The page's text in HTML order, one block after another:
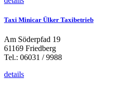
Taxi Minicar Ülker Taxibetrieb
Am Söderpfad 19
61169 Friedberg
Tel.: 06031 / 9988
details